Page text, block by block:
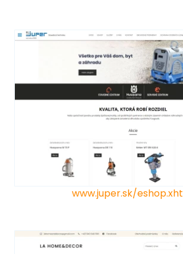
www.juper.sk/